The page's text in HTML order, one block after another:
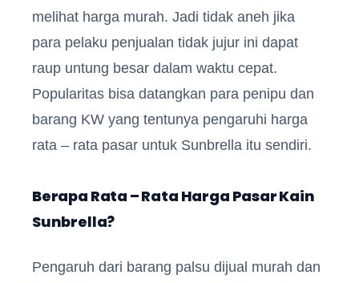
melihat harga murah. Jadi tidak aneh jika
para pelaku penjualan tidak jujur ini dapat
raup untung besar dalam waktu cepat.
Popularitas bisa datangkan para penipu dan
barang KW yang tentunya pengaruhi harga
rata – rata pasar untuk Sunbrella itu sendiri.
Berapa Rata – Rata Harga Pasar Kain
Sunbrella?
Pengaruh dari barang palsu dijual murah dan